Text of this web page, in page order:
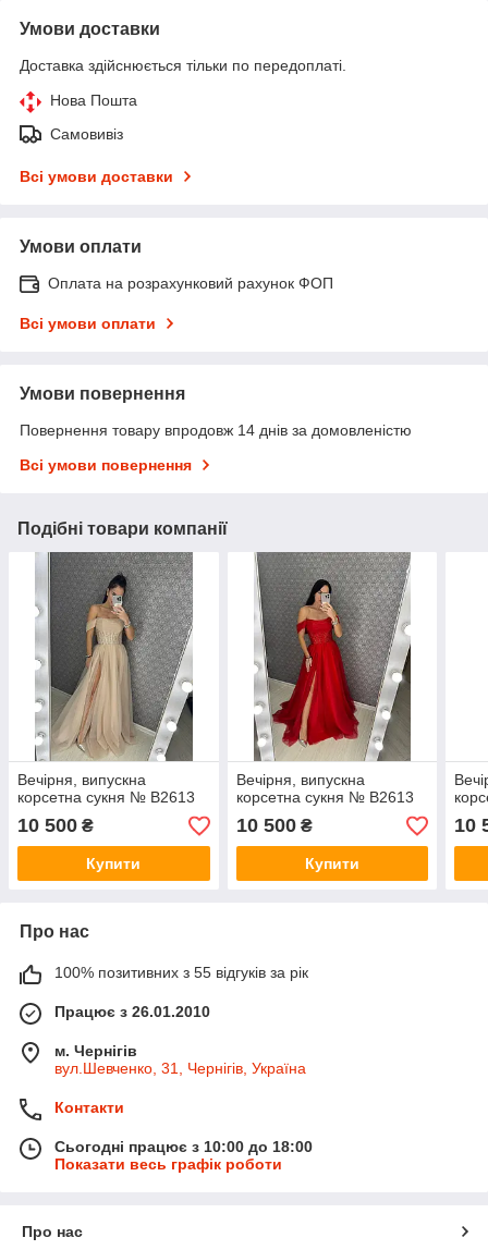
Умови доставки
Доставка здійснюється тільки по передоплаті.
Нова Пошта
Самовивіз
Всі умови доставки
Умови оплати
Оплата на розрахунковий рахунок ФОП
Всі умови оплати
Умови повернення
Повернення товару впродовж 14 днів за домовленістю
Всі умови повернення
Подібні товари компанії
Вечірня, випускна
корсетна сукня № В2613
10 500 ₴
Купити
Вечірня, випускна
корсетна сукня № В2613
10 500₴
Купити
10
Про нас
100% позитивних з 55 відгуків за рік
Працює з 26.01.2010
м. Чернігів
вул.Шевченко, 31, Чернігів, Україна
Контакти
Сьогодні працює з 10:00 до 18:00
Показати весь графік роботи
Про нас